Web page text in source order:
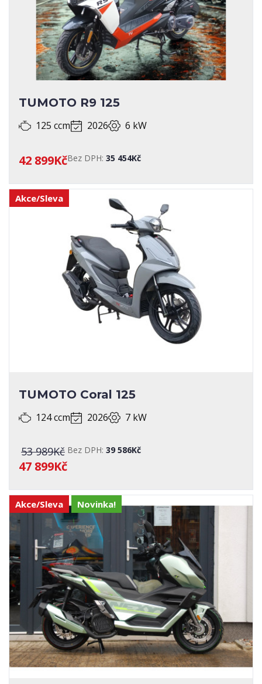
TUMOTO R9 125
125 ccm 2026 6 kW
42 899KčBez DPH: 35 454Kč
Akce/Sleva
TUMOTO Coral 125
124 ccm 2026 7 kW
53 989Kč
47 899Kč
Bez DPH: 39 586Kč
Akce/Sleva Novinka!